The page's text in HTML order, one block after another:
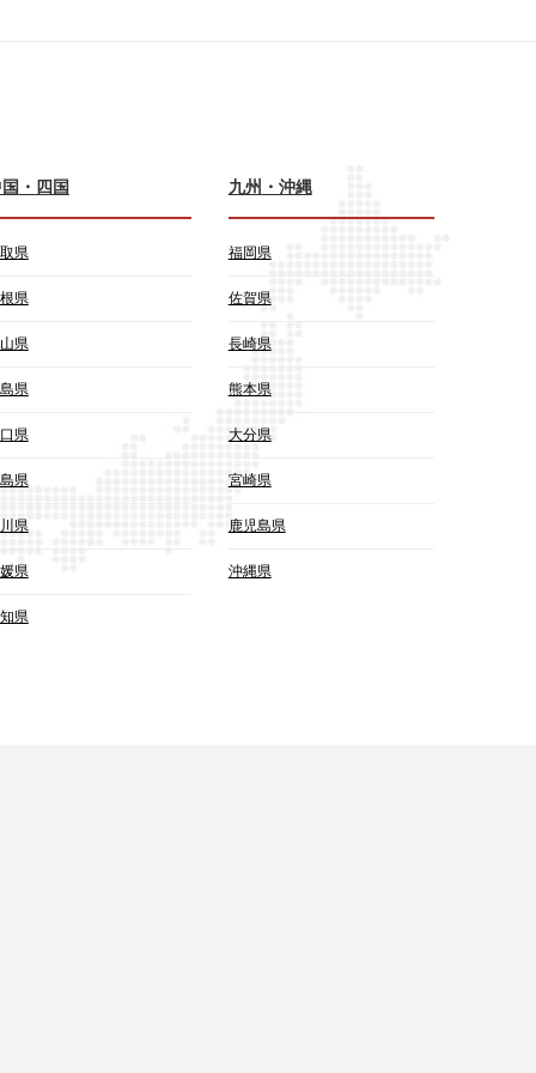
・四国
県
県
県
県
県
県
県
県
県
九州・沖縄
福岡県
佐賀県
長崎県
熊本県
大分県
宮崎県
鹿児島県
沖縄県